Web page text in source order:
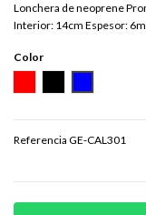
Lonchera de neoprene
Interior: 14cm Espesor:
Color
Referencia GE-CAL301